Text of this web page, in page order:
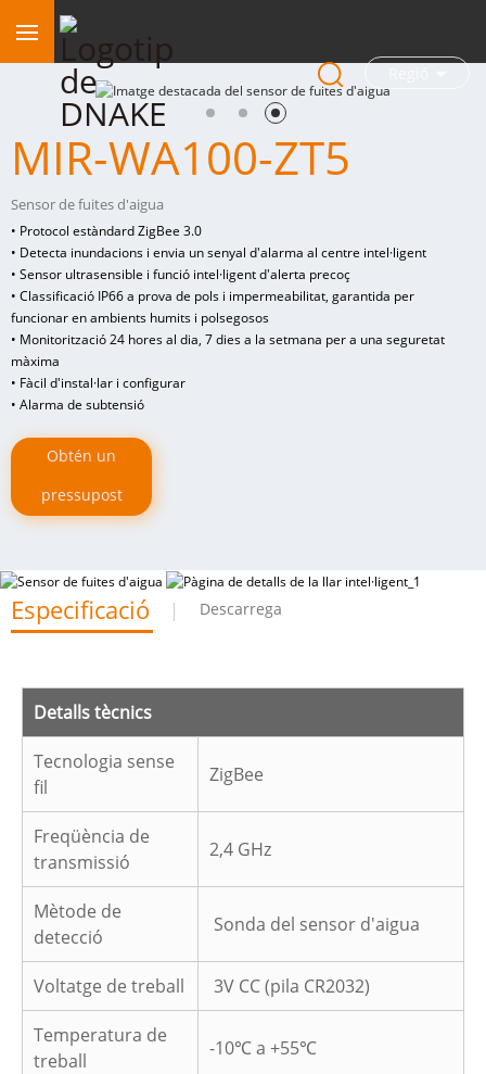
MIR-WA100-ZT5
Sensor de fuites d'aigua
• Protocol estàndard ZigBee 3.0
• Detecta inundacions i envia un senyal d'alarma al centre intel·ligent
• Sensor ultrasensible i funció intel·ligent d'alerta precoç
• Classificació IP66 a prova de pols i impermeabilitat, garantida per
funcionar en ambients humits i polsegosos
• Monitorització 24 hores al dia, 7 dies a la setmana per a una seguretat
màxima
• Fàcil d'instal·lar i configurar
• Alarma de subtensió
Obtén un
pressupost
Especificació Descarrega
Detalls tècnics
Tecnologia sense
fil
ZigBee
Freqüència de
transmissió
2,4 GHz
Mètode de
detecció
Sonda del sensor d'aigua
Voltatge de treball 3V CC (pila CR2032)
Temperatura de
treball
-10℃ a +55℃